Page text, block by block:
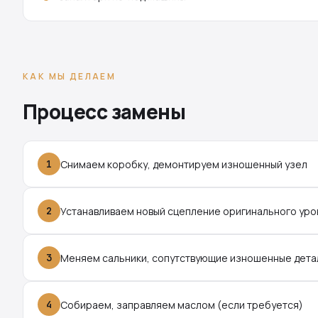
КАК МЫ ДЕЛАЕМ
Процесс замены
1 Снимаем коробку, демонтируем изношенный узел
2 Устанавливаем новый сцепление оригинального
3 Меняем сальники, сопутствующие изношенные
4 Собираем, заправляем маслом (если требуется)